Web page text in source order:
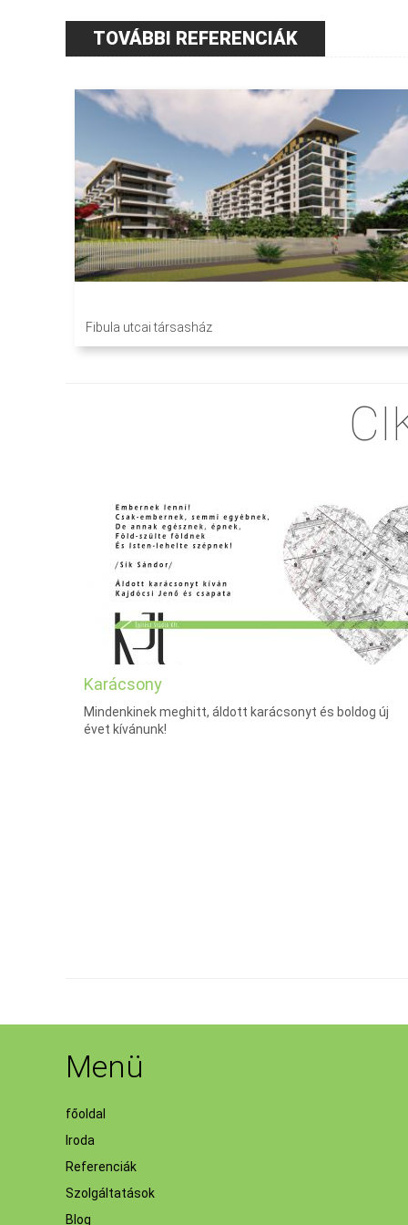
TOVÁBBI REFERENCIÁK
Fibula utcai társasház
Karácsony
Mindenkinek meghitt, áldott karácsonyt és boldog új
évet kívánunk!
Menü
főoldal
Iroda
Referenciák
Szolgáltatások
Blog